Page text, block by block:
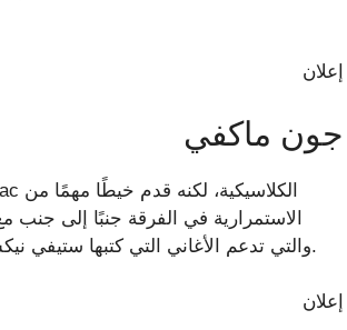
إعلان
جون ماكفي
الاستمرارية في الفرقة جنبًا إلى
والتي تدعم الأغاني التي كتبها ستيفي نيكس وليندسي باكنغهام وزوجته كريستين خلال الفترة الإمبراطورية للفرقة.
إعلان